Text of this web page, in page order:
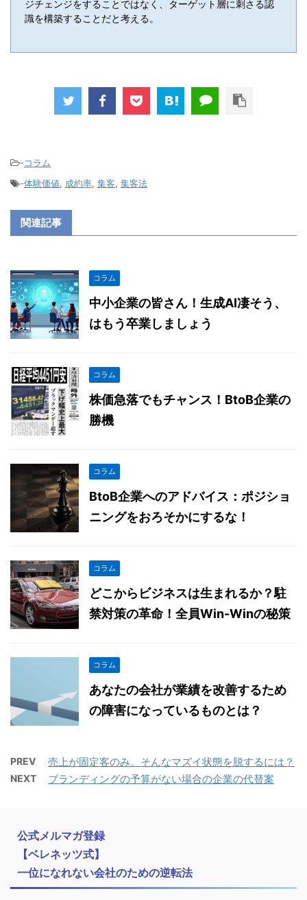
ジチェンジをすることではなく、ターゲット層に刺さる認
識を構築することだと考える。
-コラム
-体験価値, 成約率, 集客, 集客法
関連記事
コラム
中小企業の皆さん！生成AI凄そう、
はもう卒業しましょう
コラム
株価急落でもチャンス！BtoB企業の
勝機
コラム
BtoB企業へのアドバイス：ポジショ
ニングをおろそかにするな！
コラム
どこからビジネスは生まれるか？駐
禁対策の革命！全員Win-Winの秘策
コラム
あなたの会社が業績を改善するため
の障害になっているものとは？
PREV 売上が固定客のみ。そんなマズイ状態を脱するには？
NEXT ブランディングの予算がない場合の企業の代替案
公式メルマガ登録
【ベレネッツ式】
一位になれない会社のための逆転法